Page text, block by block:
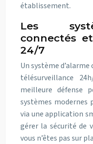
établissement.
Les
connectés
24/7
Un système
télésurveillance
meilleure défense
systèmes modernes
via une application
gérer la sécurité de
vous n’êtes pas sur